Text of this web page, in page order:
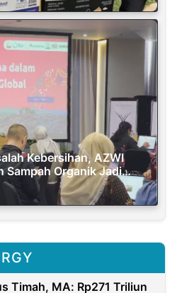
Kebersihan, AZWI
Sampah Organik Jadi
Timah, MA: Rp271 Triliun